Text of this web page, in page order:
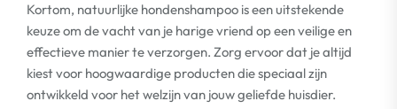
Kortom, natuurlijke hondenshampoo is een uitstekende
keuze om de vacht van je harige vriend op een veilige en
effectieve manier te verzorgen. Zorg ervoor dat je altijd
kiest voor hoogwaardige producten die speciaal zijn
ontwikkeld voor het welzijn van jouw geliefde huisdier.